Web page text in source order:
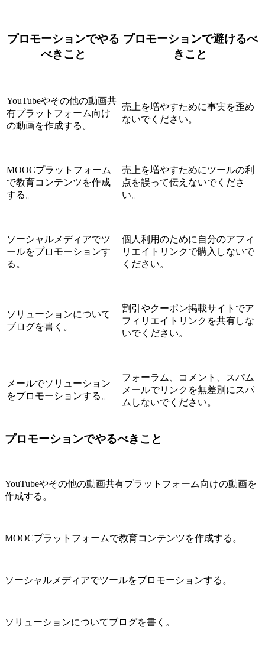
プロモーションでやる
べきこと
プロモーションで避けるべ
きこと
YouTubeやその他の動画共
有プラットフォーム向け
の動画を作成する。
売上を増やすために事実を歪め
ないでください。
MOOCプラットフォーム
で教育コンテンツを作成
する。
売上を増やすためにツールの利
点を誤って伝えないでくださ
い。
ソーシャルメディアでツ
ールをプロモーションす
る。
個人利用のために自分のアフィ
リエイトリンクで購入しないで
ください。
ソリューションについて
ブログを書く。
割引やクーポン掲載サイトでア
フィリエイトリンクを共有しな
いでください。
メールでソリューション
をプロモーションする。
フォーラム、コメント、スパム
メールでリンクを無差別にスパ
ムしないでください。
プロモーションでやるべきこと
YouTubeやその他の動画共有プラットフォーム向けの動画を
作成する。
MOOCプラットフォームで教育コンテンツを作成する。
ソーシャルメディアでツールをプロモーションする。
ソリューションについてブログを書く。